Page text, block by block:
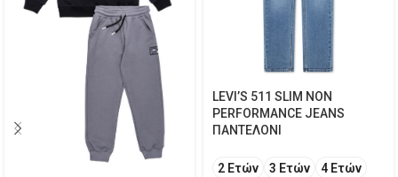
LEVI’S 511 SLIM NON
PERFORMANCE JEANS
ΠΑΝΤΕΛΟΝΙ
2 Ετών 3 Ετών
4 Ετών